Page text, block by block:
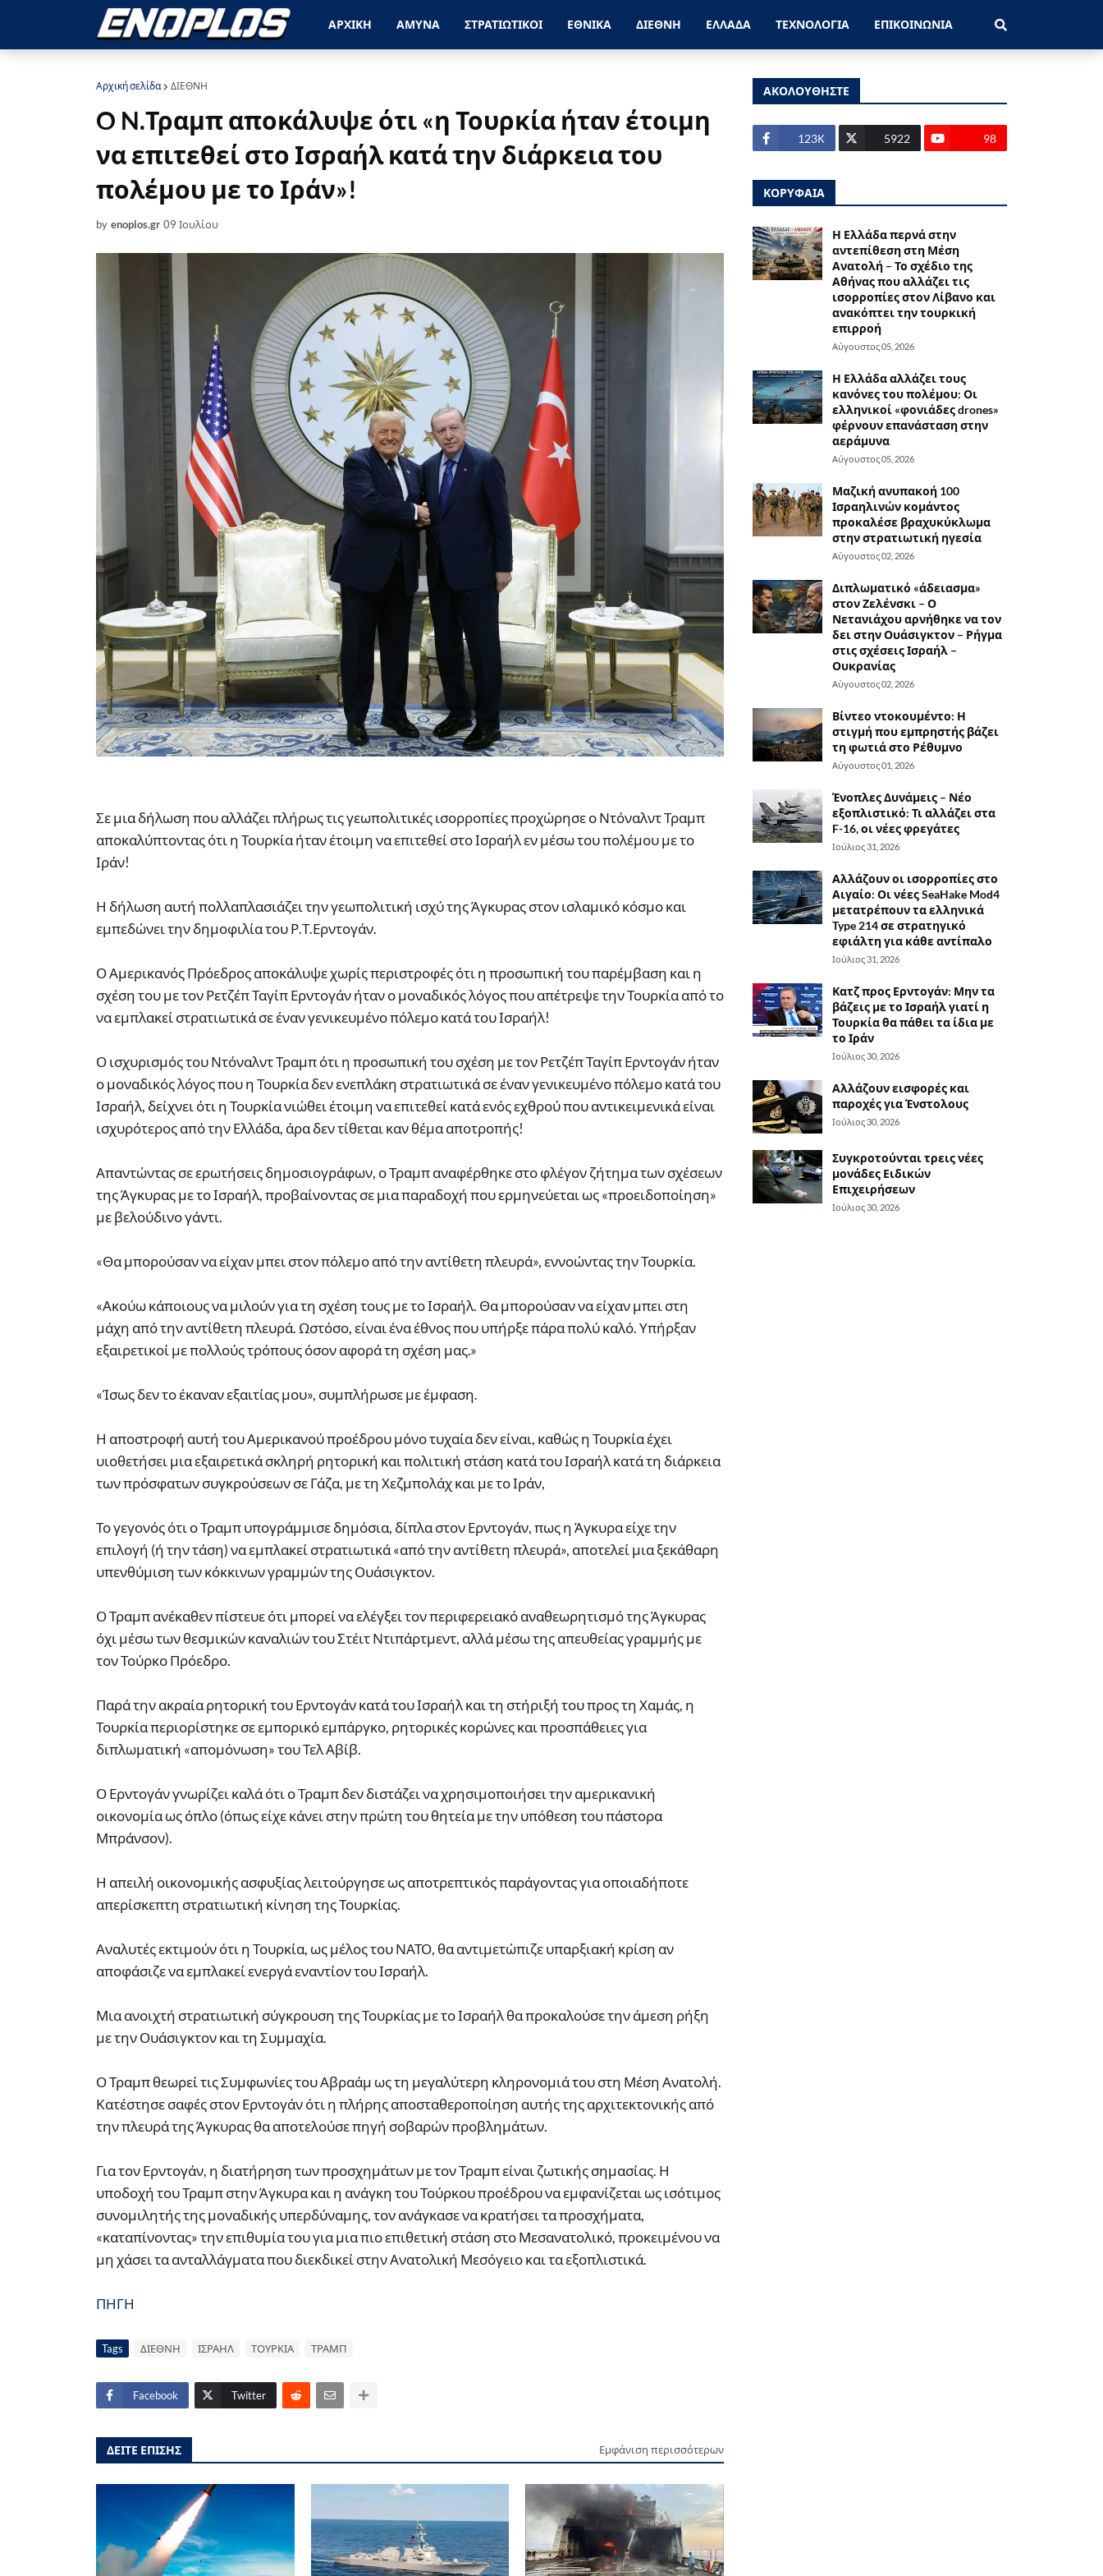
ΑΡΧΙΚΗ ΑΜΥΝΑ ΣΤΡΑΤΙΩΤΙΚΟΙ ΕΘΝΙΚΑ ΔΙΕΘΝΗ ΕΛΛΑΔΑ ΤΕΧΝΟΛΟΓΙΑ ΕΠΙΚΟΙΝΩΝΙΑ
Αρχική σελίδα ΔΙΕΘΝΗ
O N.Τραμπ αποκάλυψε ότι «η Τουρκία ήταν έτοιμη
να επιτεθεί στο Ισραήλ κατά την διάρκεια του
πολέμου με το Ιράν»!
by enoplos.gr 09 Ιουλίου
Σε μια δήλωση που αλλάζει πλήρως τις γεωπολιτικές ισορροπίες προχώρησε ο Ντόναλντ Τραμπ
αποκαλύπτοντας ότι η Τουρκία ήταν έτοιμη να επιτεθεί στο Ισραήλ εν μέσω του πολέμου με το
Ιράν!
Η δήλωση αυτή πολλαπλασιάζει την γεωπολιτική ισχύ της Άγκυρας στον ισλαμικό κόσμο και
εμπεδώνει την δημοφιλία του Ρ.Τ.Ερντογάν.
Ο Αμερικανός Πρόεδρος αποκάλυψε χωρίς περιστροφές ότι η προσωπική του παρέμβαση και η
σχέση του με τον Ρετζέπ Ταγίπ Ερντογάν ήταν ο μοναδικός λόγος που απέτρεψε την Τουρκία από το
να εμπλακεί στρατιωτικά σε έναν γενικευμένο πόλεμο κατά του Ισραήλ!
Ο ισχυρισμός του Ντόναλντ Τραμπ ότι η προσωπική του σχέση με τον Ρετζέπ Ταγίπ Ερντογάν ήταν
ο μοναδικός λόγος που η Τουρκία δεν ενεπλάκη στρατιωτικά σε έναν γενικευμένο πόλεμο κατά του
Ισραήλ, δείχνει ότι η Τουρκία νιώθει έτοιμη να επιτεθεί κατά ενός εχθρού που αντικειμενικά είναι
ισχυρότερος από την Ελλάδα, άρα δεν τίθεται καν θέμα αποτροπής!
Απαντώντας σε ερωτήσεις δημοσιογράφων, ο Τραμπ αναφέρθηκε στο φλέγον ζήτημα των σχέσεων
της Άγκυρας με το Ισραήλ, προβαίνοντας σε μια παραδοχή που ερμηνεύεται ως «προειδοποίηση»
με βελούδινο γάντι.
«Θα μπορούσαν να είχαν μπει στον πόλεμο από την αντίθετη πλευρά», εννοώντας την Τουρκία.
«Ακούω κάποιους να μιλούν για τη σχέση τους με το Ισραήλ. Θα μπορούσαν να είχαν μπει στη
μάχη από την αντίθετη πλευρά. Ωστόσο, είναι ένα έθνος που υπήρξε πάρα πολύ καλό. Υπήρξαν
εξαιρετικοί με πολλούς τρόπους όσον αφορά τη σχέση μας.»
«Ίσως δεν το έκαναν εξαιτίας μου», συμπλήρωσε με έμφαση.
Η αποστροφή αυτή του Αμερικανού προέδρου μόνο τυχαία δεν είναι, καθώς η Τουρκία έχει
υιοθετήσει μια εξαιρετικά σκληρή ρητορική και πολιτική στάση κατά του Ισραήλ κατά τη διάρκεια
των πρόσφατων συγκρούσεων σε Γάζα, με τη Χεζμπολάχ και με το Ιράν,
Το γεγονός ότι ο Τραμπ υπογράμμισε δημόσια, δίπλα στον Ερντογάν, πως η Άγκυρα είχε την
επιλογή (ή την τάση) να εμπλακεί στρατιωτικά «από την αντίθετη πλευρά», αποτελεί μια ξεκάθαρη
υπενθύμιση των κόκκινων γραμμών της Ουάσιγκτον.
Ο Τραμπ ανέκαθεν πίστευε ότι μπορεί να ελέγξει τον περιφερειακό αναθεωρητισμό της Άγκυρας
όχι μέσω των θεσμικών καναλιών του Στέιτ Ντιπάρτμεντ, αλλά μέσω της απευθείας γραμμής με
τον Τούρκο Πρόεδρο.
Παρά την ακραία ρητορική του Ερντογάν κατά του Ισραήλ και τη στήριξή του προς τη Χαμάς, η
Τουρκία περιορίστηκε σε εμπορικό εμπάργκο, ρητορικές κορώνες και προσπάθειες για
διπλωματική «απομόνωση» του Τελ Αβίβ.
Ο Ερντογάν γνωρίζει καλά ότι ο Τραμπ δεν διστάζει να χρησιμοποιήσει την αμερικανική
οικονομία ως όπλο (όπως είχε κάνει στην πρώτη του θητεία με την υπόθεση του πάστορα
Μπράνσον).
Η απειλή οικονομικής ασφυξίας λειτούργησε ως αποτρεπτικός παράγοντας για οποιαδήποτε
απερίσκεπτη στρατιωτική κίνηση της Τουρκίας.
Αναλυτές εκτιμούν ότι η Τουρκία, ως μέλος του ΝΑΤΟ, θα αντιμετώπιζε υπαρξιακή κρίση αν
αποφάσιζε να εμπλακεί ενεργά εναντίον του Ισραήλ.
Μια ανοιχτή στρατιωτική σύγκρουση της Τουρκίας με το Ισραήλ θα προκαλούσε την άμεση ρήξη
με την Ουάσιγκτον και τη Συμμαχία.
Ο Τραμπ θεωρεί τις Συμφωνίες του Αβραάμ ως τη μεγαλύτερη κληρονομιά του στη Μέση Ανατολή.
Κατέστησε σαφές στον Ερντογάν ότι η πλήρης αποσταθεροποίηση αυτής της αρχιτεκτονικής από
την πλευρά της Άγκυρας θα αποτελούσε πηγή σοβαρών προβλημάτων.
Για τον Ερντογάν, η διατήρηση των προσχημάτων με τον Τραμπ είναι ζωτικής σημασίας. Η
υποδοχή του Τραμπ στην Άγκυρα και η ανάγκη του Τούρκου προέδρου να εμφανίζεται ως ισότιμος
συνομιλητής της μοναδικής υπερδύναμης, τον ανάγκασε να κρατήσει τα προσχήματα,
«καταπίνοντας» την επιθυμία του για μια πιο επιθετική στάση στο Μεσανατολικό, προκειμένου να
μη χάσει τα ανταλλάγματα που διεκδικεί στην Ανατολική Μεσόγειο και τα εξοπλιστικά.
ΠΗΓΗ
Tags ΔΙΕΘΝΗ ΙΣΡΑΗΛ ΤΟΥΡΚΙΑ ΤΡΑΜΠ
Facebook Twitter
ΔΕΙΤΕ ΕΠΙΣΗΣ Εμφάνιση περισσότερων
ΑΚΟΛΟΥΘΗΣΤΕ
123Κ 5922 98
ΚΟΡΥΦΑΙΑ
Η Ελλάδα περνά στην
αντεπίθεση στη Μέση
Ανατολή – Το σχέδιο της
Αθήνας που αλλάζει τις
ισορροπίες στον Λίβανο και
ανακόπτει την τουρκική
επιρροή
Αύγουστος 05, 2026
Η Ελλάδα αλλάζει τους
κανόνες του πολέμου: Οι
ελληνικοί «φονιάδες drones»
φέρνουν επανάσταση στην
αεράμυνα
Αύγουστος 05, 2026
Μαζική ανυπακοή 100
Ισραηλινών κομάντος
προκαλέσε βραχυκύκλωμα
στην στρατιωτική ηγεσία
Αύγουστος 02, 2026
Διπλωματικό «άδειασμα»
στον Ζελένσκι – Ο
Νετανιάχου αρνήθηκε να τον
δει στην Ουάσιγκτον – Ρήγμα
στις σχέσεις Ισραήλ –
Ουκρανίας
Αύγουστος 02, 2026
Βίντεο ντοκουμέντο: Η
στιγμή που εμπρηστής βάζει
τη φωτιά στο Ρέθυμνο
Αύγουστος 01, 2026
Ένοπλες Δυνάμεις – Νέο
εξοπλιστικό: Τι αλλάζει στα
F-16, οι νέες φρεγάτες
Ιούλιος 31, 2026
Αλλάζουν οι ισορροπίες στο
Αιγαίο: Οι νέες SeaHake Mod4
μετατρέπουν τα ελληνικά
Type 214 σε στρατηγικό
εφιάλτη για κάθε αντίπαλο
Ιούλιος 31, 2026
Κατζ προς Ερντογάν: Μην τα
βάζεις με το Ισραήλ γιατί η
Τουρκία θα πάθει τα ίδια με
το Ιράν
Ιούλιος 30, 2026
Αλλάζουν εισφορές και
παροχές για Ένστολους
Ιούλιος 30, 2026
Συγκροτούνται τρεις νέες
μονάδες Ειδικών
Επιχειρήσεων
Ιούλιος 30, 2026